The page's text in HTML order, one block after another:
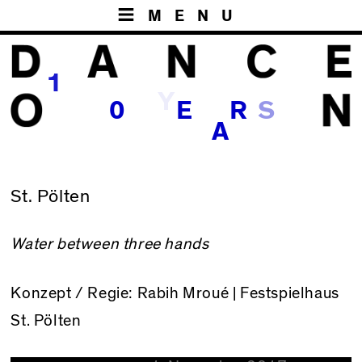
MENU
1
0 E
A
R
St. Pölten
Water between three hands
Konzept / Regie: Rabih Mroué |
Festspielhaus
St. Pölten